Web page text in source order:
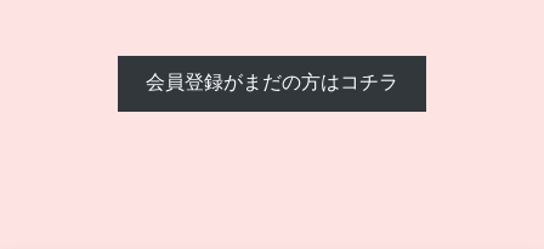
会員登録がまだの方はコチラ